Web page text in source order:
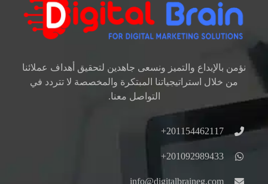
نؤمن بالإبداع والتميز ونسعى جاهدين لتحقيق أهداف عملائنا
من خلال استراتيجياتنا المبتكرة والمخصصة لا تتردد في
التواصل معنا.
201154462117+
201092989433+
info@digitalbraineg.com